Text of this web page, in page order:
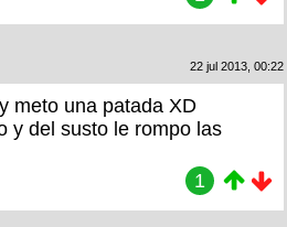
22 jul 2013, 00:22
meto una patada XD
y del susto le rompo las
1